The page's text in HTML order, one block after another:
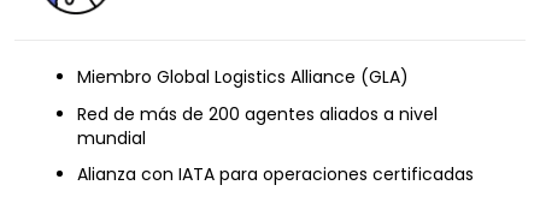
Miembro Global Logistics Alliance (GLA)
Red de más de 200 agentes aliados a nivel
mundial
Alianza con IATA para operaciones certificadas